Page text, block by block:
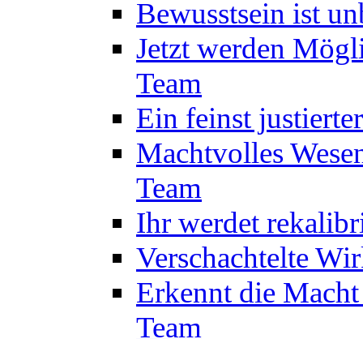
Bewusstsein ist
Jetzt werden
Team
Ein feinst
Machtvolles
Team
Ihr werdet
Verschachtelte
Erkennt die
Team